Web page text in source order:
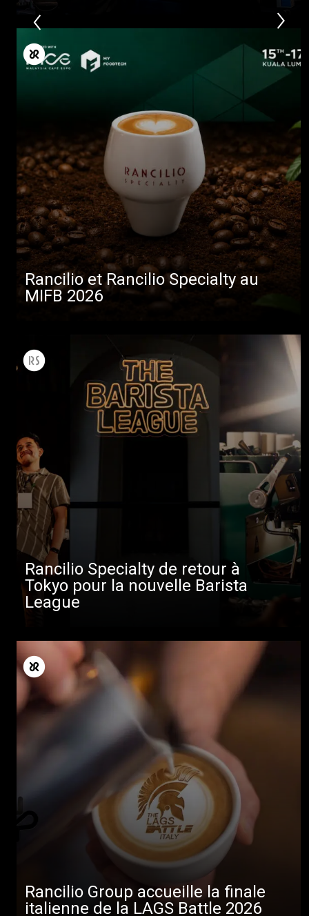
Rancilio et Rancilio Specialty au
MIFB 2026
Rancilio Specialty de retour à
Tokyo pour la nouvelle Barista
League
Rancilio Group accueille la finale
italienne de la LAGS Battle 2026